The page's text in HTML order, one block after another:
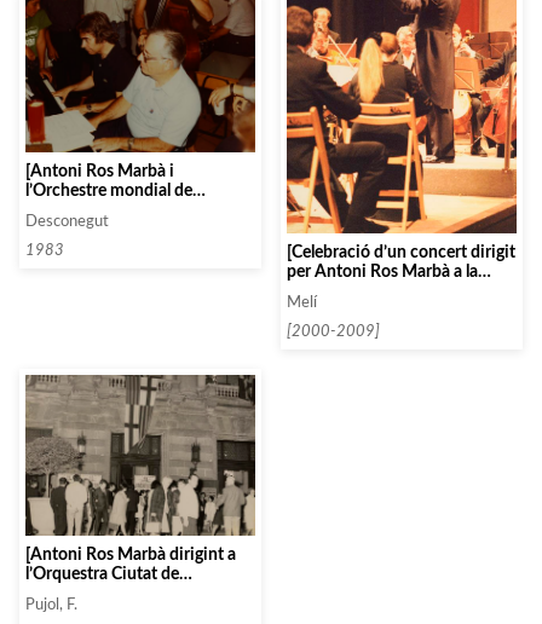
[Antoni Ros Marbà i
l’Orchestre mondial de
Jeneusses Musicales]
Desconegut
1983
[Celebració d’un concert dirigit
per Antoni Ros Marbà a la
Melí
[2000-2009]
[Antoni Ros Marbà dirigint a
l’Orquestra Ciutat de
Barcelona al Teatre Municipal
de Montpellier]
Pujol, F.